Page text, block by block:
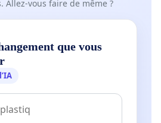
Allez-vous faire de même ?
que vous